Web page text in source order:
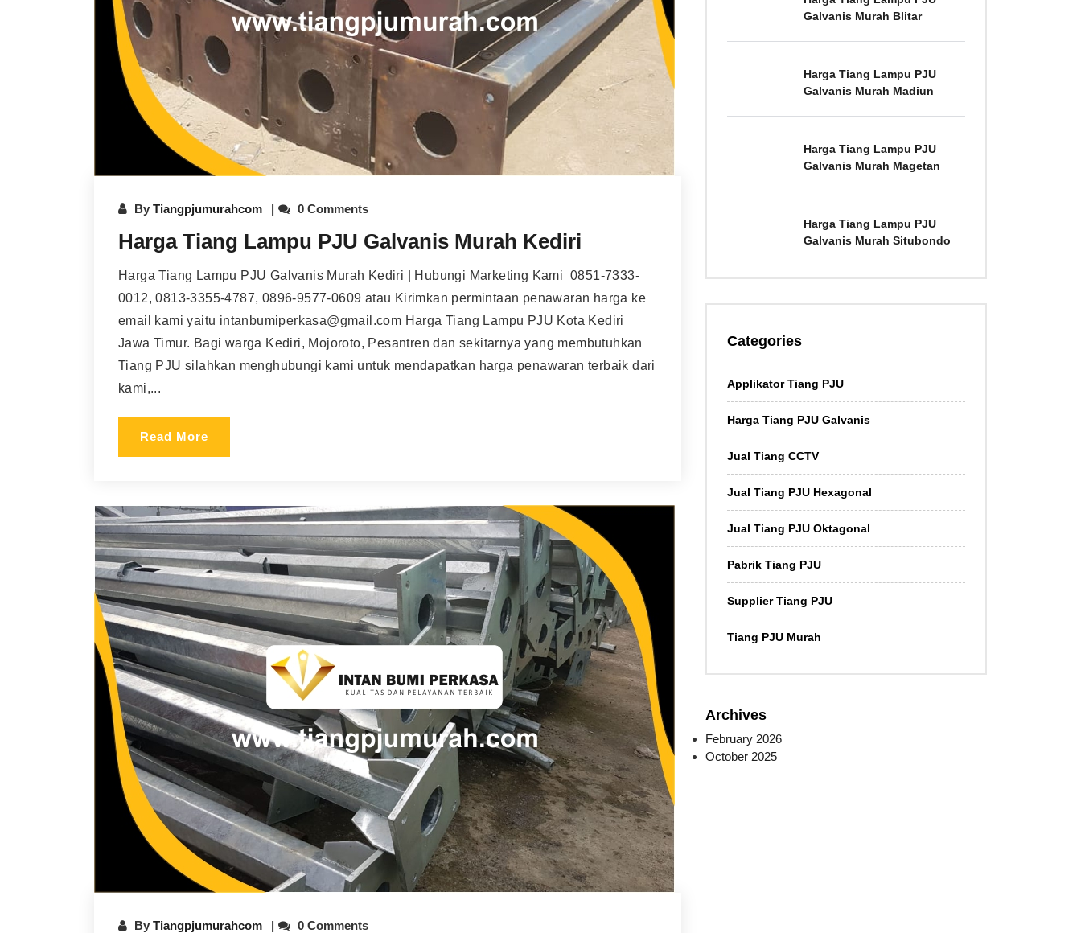
By Tiangpjumurahcom 0 Comments
Harga Tiang Lampu PJU Galvanis Murah Kediri
Harga Tiang Lampu PJU Galvanis Murah Kediri | Hubungi Marketing Kami 0851-7333-
0012, 0813-3355-4787, 0896-9577-0609 atau Kirimkan permintaan penawaran harga ke
email kami yaitu intanbumiperkasa@gmail.com Harga Tiang Lampu PJU Kota Kediri
Jawa Timur. Bagi warga Kediri, Mojoroto, Pesantren dan sekitarnya yang membutuhkan
Tiang PJU silahkan menghubungi kami untuk mendapatkan harga penawaran terbaik dari
kami,...
Read More
By Tiangpjumurahcom 0 Comments
Galvanis Murah Blitar
Harga Tiang Lampu PJU
Galvanis Murah Madiun
Harga Tiang Lampu PJU
Galvanis Murah Magetan
Harga Tiang Lampu PJU
Galvanis Murah Situbondo
Categories
Applikator Tiang PJU
Harga Tiang PJU Galvanis
Jual Tiang CCTV
Jual Tiang PJU Hexagonal
Jual Tiang PJU Oktagonal
Pabrik Tiang PJU
Supplier Tiang PJU
Tiang PJU Murah
Archives
February 2026
October 2025